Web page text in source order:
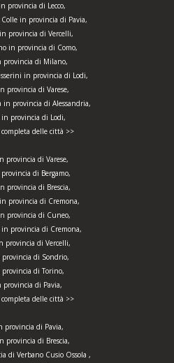
provincia di Lecco,
in provincia di Pavia,
provincia di Vercelli,
in provincia di Como,
provincia di Milano,
in provincia di Lodi,
provincia di Varese,
in provincia di Alessandria,
in provincia di Lodi,
delle città >>
provincia di Varese,
di Bergamo,
provincia di Brescia,
provincia di Cremona,
provincia di Cuneo,
in provincia di Cremona,
provincia di Vercelli,
provincia di Sondrio,
provincia di Torino,
provincia di Pavia,
delle città >>
provincia di Pavia,
provincia di Brescia,
di Verbano Cusio Ossola ,